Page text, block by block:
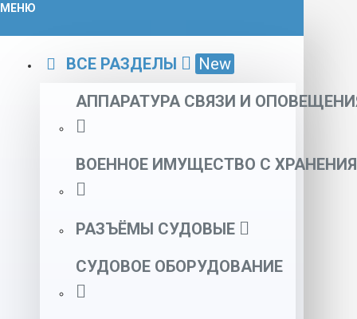
МЕНЮ
ВСЕ РАЗДЕЛЫ
New
АППАРАТУРА СВЯЗИ И
ВОЕННОЕ ИМУЩЕСТВО С ХРАНЕНИЯ
РАЗЪЁМЫ СУДОВЫЕ
СУДОВОЕ ОБОРУДОВАНИЕ